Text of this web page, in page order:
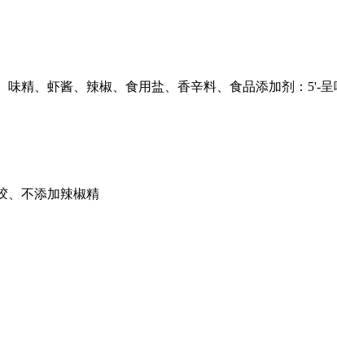
精、虾酱、辣椒、食用盐、香辛料、食品添加剂：5'-
、不添加辣椒精